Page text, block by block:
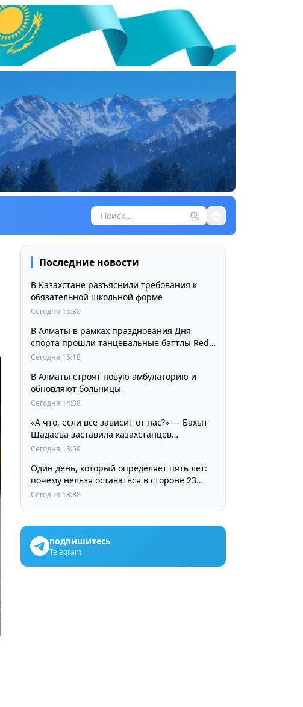
Последние новости
В Казахстане разъяснили требования к
обязательной школьной форме
Сегодня 15:30
В Алматы в рамках празднования Дня
спорта прошли танцевальные баттлы Red
Bull Dance Your Style
Сегодня 15:18
В Алматы строят новую амбулаторию и
обновляют больницы
Сегодня 14:38
«А что, если все зависит от нас?» — Бахыт
Шадаева заставила казахстанцев
остановиться и задуматься
Сегодня 13:59
Один день, который определяет пять лет:
почему нельзя оставаться в стороне 23
августа
Сегодня 13:38
подпишитесь
Telegram